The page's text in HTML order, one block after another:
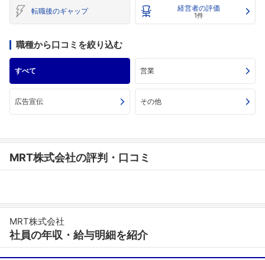
転職後のギャップ 経営者の評価
1件
職種から口コミを絞り込む
すべて 営業
広告宣伝 その他
MRT株式会社の評判・口コミ
MRT株式会社
社員の年収・給与明細を紹介